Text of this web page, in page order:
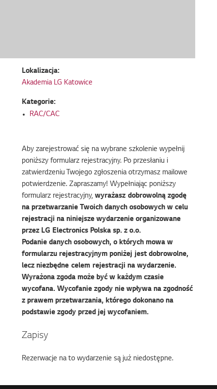
Lokalizacja:
Akademia LG Katowice
Kategorie:
RAC/CAC
Aby zarejestrować się na wybrane szkolenie wypełnij
poniższy formularz rejestracyjny. Po przesłaniu i
zatwierdzeniu Twojego zgłoszenia otrzymasz mailowe
potwierdzenie. Zapraszamy! Wypełniając poniższy
formularz rejestracyjny, wyrażasz dobrowolną zgodę
na przetwarzanie Twoich danych osobowych w celu
rejestracji na niniejsze wydarzenie organizowane
przez LG Electronics Polska sp. z o.o.
Podanie danych osobowych, o których mowa w
formularzu rejestracyjnym poniżej jest dobrowolne,
lecz niezbędne celem rejestracji na wydarzenie.
Wyrażona zgoda może być w każdym czasie
wycofana. Wycofanie zgody nie wpływa na zgodność
z prawem przetwarzania, którego dokonano na
podstawie zgody przed jej wycofaniem.
Zapisy
Rezerwacje na to wydarzenie są już niedostępne.